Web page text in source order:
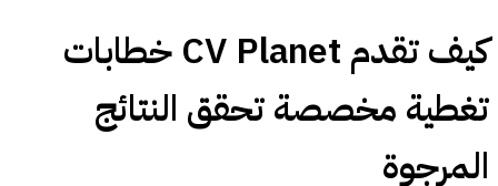
كيف تقدم CV Planet خطابات
تغطية مخصصة تحقق النتائج
المرجوة